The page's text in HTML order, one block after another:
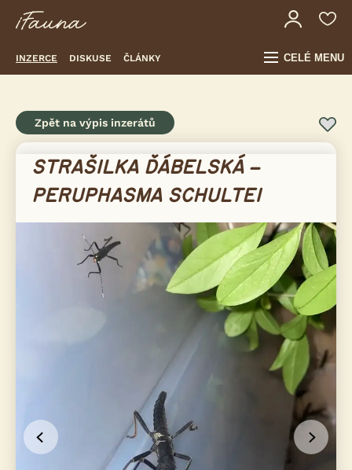
INZERCE DISKUSE ČLÁNKY CELÉ MENU
Zpět na výpis inzerátů
STRAŠILKA ĎÁBELSKÁ –
PERUPHASMA SCHULTEI